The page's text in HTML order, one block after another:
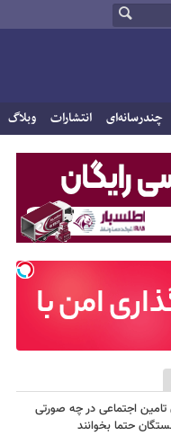
چندرسانه‌ای انتشارات وبلاگ
اجتماعی در چه صورتی
حتما بخوانند